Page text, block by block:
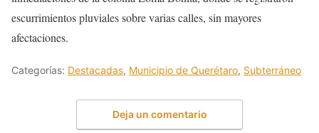
escurrimientos pluviales sobre varias calles, sin mayores
afectaciones.
Categorías: Destacadas, Municipio de Querétaro, Subterráneo
Deja un comentario